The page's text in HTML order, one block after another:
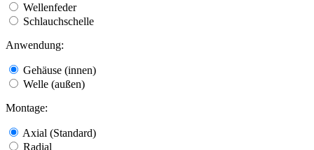
Wellenfeder
Schlauchschelle
Anwendung:
Gehäuse (innen)
Welle (außen)
Montage:
Axial (Standard)
Radial